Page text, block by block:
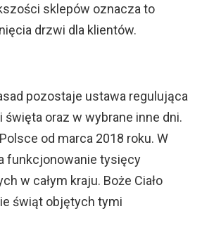
sklepów oznacza to
drzwi dla klientów.
pozostaje ustawa regulująca
święta oraz w wybrane inne dni.
od marca 2018 roku. W
funkcjonowanie tysięcy
w całym kraju. Boże Ciało
świąt objętych tymi